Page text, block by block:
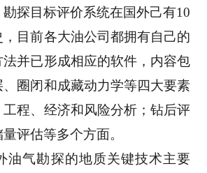
探目标评价系统在国外己有10
，目前各大油公司都拥有自己的
并已形成相应的软件，内容包
、圈闭和成藏动力学等四大要素
程、经济和风险分析；钻后评
量评估等多个方面。
气勘探的地质关键技术主要